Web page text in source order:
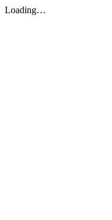
Loading…